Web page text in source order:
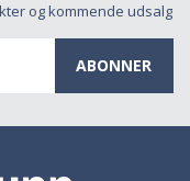
og kommende udsalg